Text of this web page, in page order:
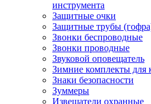
инструмента
Защитные очки
Защитные трубы
Звонки беспроводные
Звонки проводные
Звуковой оповещатель
Зимние комплекты для
Знаки безопасности
Зуммеры
Извещатели охранные